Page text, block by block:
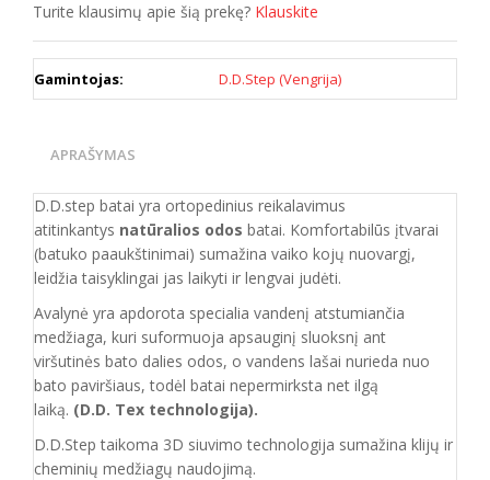
Turite klausimų apie šią prekę? Klauskite
Gamintojas: D.D.Step (Vengrija)
APRAŠYMAS
D.D.step batai yra ortopedinius reikalavimus
atitinkantys natūralios odos batai. Komfortabilūs įtvarai
(batuko paaukštinimai) sumažina vaiko kojų nuovargį,
leidžia taisyklingai jas laikyti ir lengvai judėti.
Avalynė yra apdorota specialia vandenį atstumiančia
medžiaga, kuri suformuoja apsauginį sluoksnį ant
viršutinės bato dalies odos, o vandens lašai nurieda nuo
bato paviršiaus, todėl batai nepermirksta net ilgą
laiką. (D.D. Tex technologija).
D.D.Step taikoma 3D siuvimo technologija sumažina klijų ir
cheminių medžiagų naudojimą.